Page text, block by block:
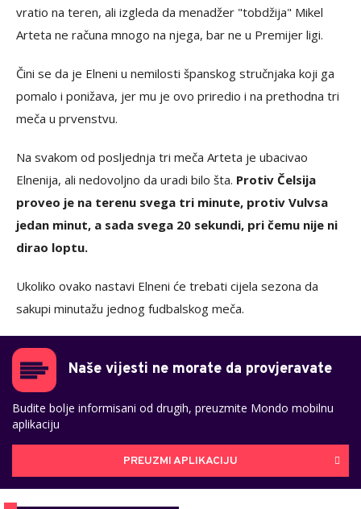
vratio na teren, ali izgleda da menadžer "tobdžija" Mikel
Arteta ne računa mnogo na njega, bar ne u Premijer ligi.
Čini se da je Elneni u nemilosti španskog stručnjaka koji ga
pomalo i ponižava, jer mu je ovo priredio i na prethodna tri
meča u prvenstvu.
Na svakom od posljednja tri meča Arteta je ubacivao
Elnenija, ali nedovoljno da uradi bilo šta. Protiv Čelsija
proveo je na terenu svega tri minute, protiv Vulvsa
jedan minut, a sada svega 20 sekundi, pri čemu nije ni
dirao loptu.
Ukoliko ovako nastavi Elneni će trebati cijela sezona da
sakupi minutažu jednog fudbalskog meča.
Naše vijesti ne morate da provjeravate
Budite bolje informisani od drugih, preuzmite Mondo mobilnu
aplikaciju
PREUZMI APLIKACIJU